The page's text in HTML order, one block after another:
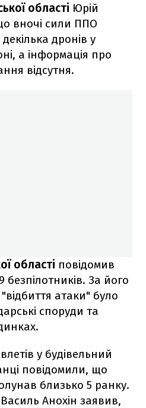
області Юрій
вночі сили ППО
дронів у
а інформація про
відсутня.
області повідомив
безпілотників. За його
атаки" було
споруди та
у будівельний
повідомили, що
близько 5 ранку.
Анохін заявив,